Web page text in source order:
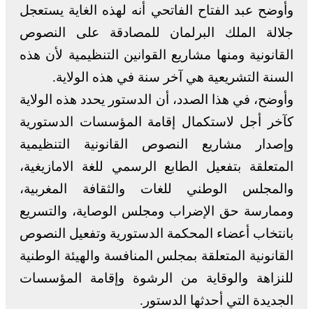
وأوضح عبد الفتاح الفاتحي أنه لهذه الغاية يستعجل
جلالة الملك البرلمان للمصادقة على النصوص
القانونية ومنها مشاريع القوانين التنظيمية لأن هذه
السنة التشريعية هي آخر سنة في هذه الولاية.
وأوضح، في هذا الصدد، أن الدستور يحدد هذه الولاية
كآخر أجل لاستكمال إقامة المؤسسات الدستورية
وإصدار مشاريع النصوص القانونية التنظيمية
المتعلقة بتفعيل الطابع الرسمي للغة الامازيغية،
والمجلس الوطني للغات والثقافة المغربية،
وممارسة حق الإضراب ومجلس الوصاية، والتسريع
بانتخاب أعضاء المحكمة الدستورية وتفعيل النصوص
القانونية المتعلقة بمجلس المنافسة والهيئة الوطنية
للنزاهة والوقاية من الرشوة وإقامة المؤسسات
الجديدة التي أحدثها الدستور.